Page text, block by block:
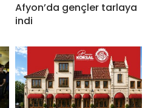
Afyon’da gençler tarlaya
indi